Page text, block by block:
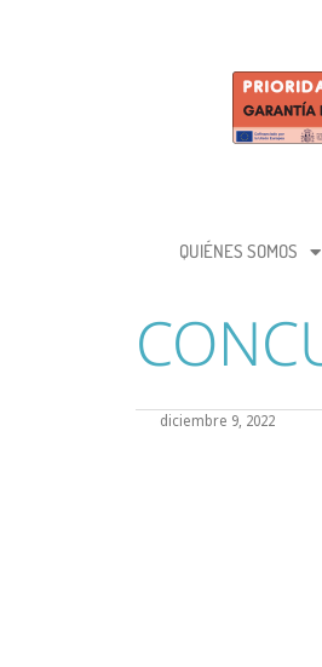
QUIÉNES SOMOS
diciembre 9, 2022